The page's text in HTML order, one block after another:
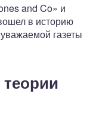
and Co» и
в историю
газеты